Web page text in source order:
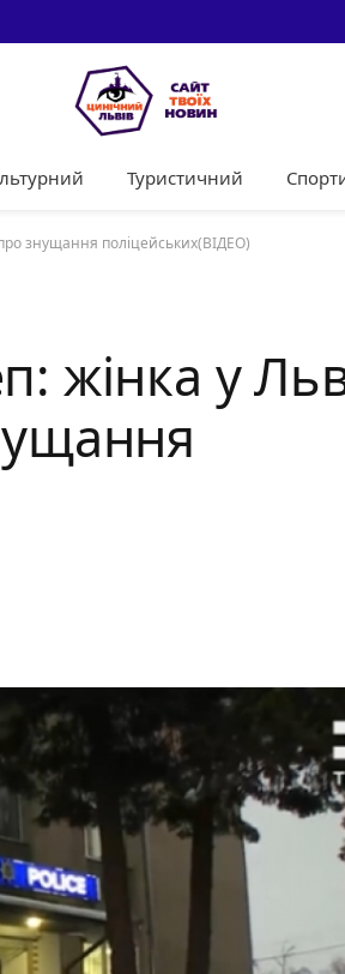
Туристичний
знущання поліцейських(ВІДЕО)
жінка у